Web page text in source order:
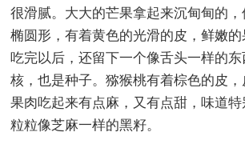
很滑腻。大大的芒果拿起来沉甸甸的
椭圆形，有着黄色的光滑的皮，鲜嫩的
吃完以后，还留下一个像舌头一样的
核，也是种子。猕猴桃有着棕色的皮，
果肉吃起来有点麻，又有点甜，味道
粒粒像芝麻一样的黑籽。